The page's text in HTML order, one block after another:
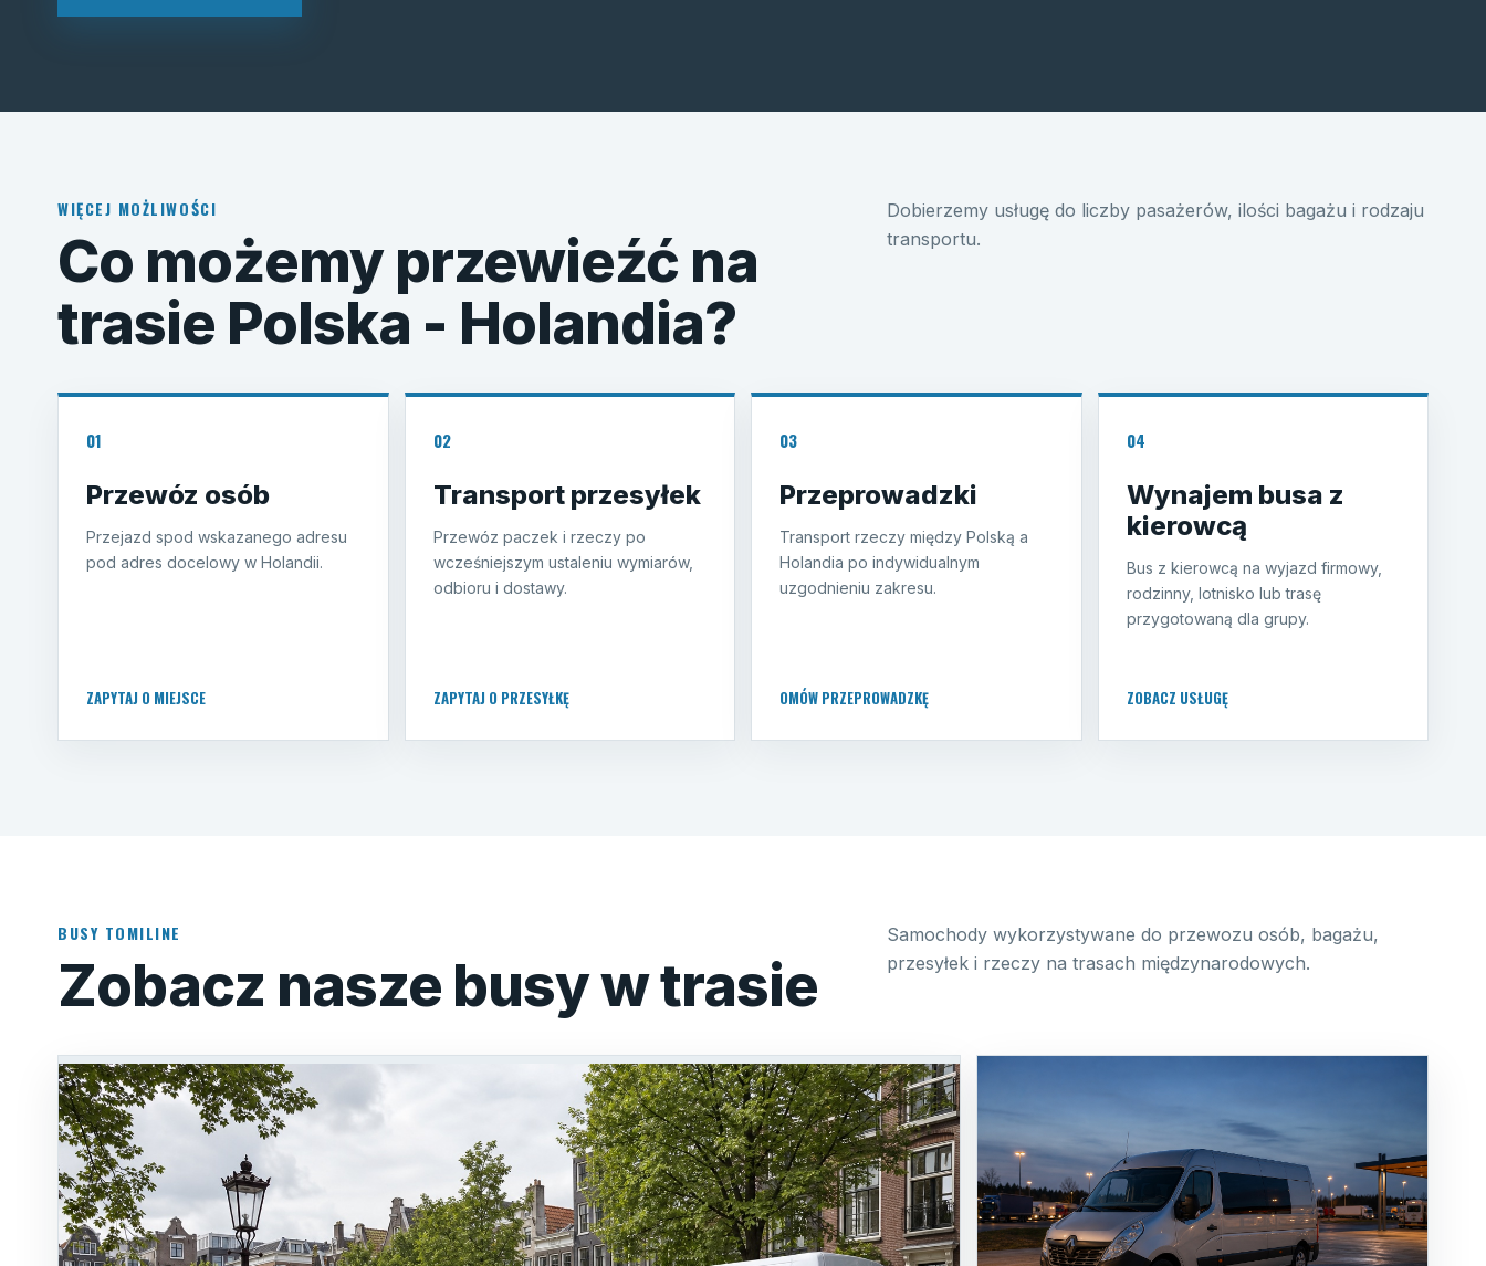
WIĘCEJ MOŻLIWOŚCI
Co możemy przewieźć na
trasie Polska - Holandia?
Dobierzemy usługę do liczby pasażerów, ilości bagażu i rodzaju
transportu.
01
Przewóz osób
Przejazd spod wskazanego adresu
pod adres docelowy w Holandii.
ZAPYTAJ O MIEJSCE
02
Transport przesyłek
Przewóz paczek i rzeczy po
wcześniejszym ustaleniu wymiarów,
odbioru i dostawy.
ZAPYTAJ O PRZESYŁKĘ
03
Przeprowadzki
Transport rzeczy między Polską a
Holandia po indywidualnym
uzgodnieniu zakresu.
OMÓW PRZEPROWADZKĘ
04
Wynajem busa z
kierowcą
Bus z kierowcą na wyjazd firmowy,
rodzinny, lotnisko lub trasę
przygotowaną dla grupy.
ZOBACZ USŁUGĘ
BUSY TOMILINE
Zobacz nasze busy w trasie
Samochody wykorzystywane do przewozu osób, bagażu,
przesyłek i rzeczy na trasach międzynarodowych.